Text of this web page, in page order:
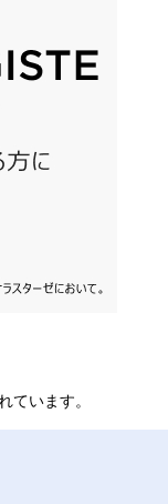
ています。